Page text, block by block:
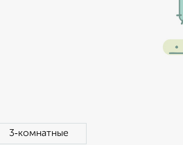
3‑комнатные